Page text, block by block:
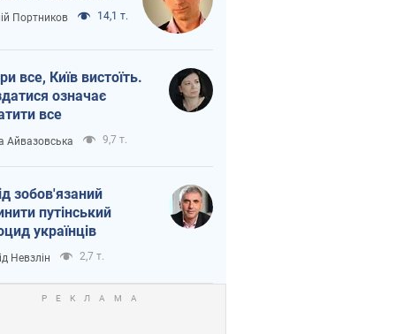
Портников 14,1 т.
все, Київ вистоїть.
означає
все
Айвазовська 9,7 т.
зобов'язаний
путінський
українців
Невзлін 2,7 т.